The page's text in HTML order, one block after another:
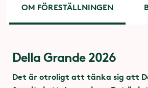
OM FÖRESTÄLLNINGEN
Della Grande 2026
Det är otroligt att tänka sig att
Tider och biljettpriser
Tillgänglighet på
Lisebergsteaterns